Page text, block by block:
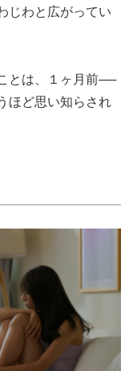
じわと広がってい
とは、１ヶ月前──
ほど思い知らされ